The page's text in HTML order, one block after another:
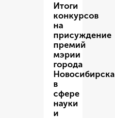
Итоги
конкурсов
на
присуждение
премий
мэрии
города
Новосибирска
в
сфере
науки
и